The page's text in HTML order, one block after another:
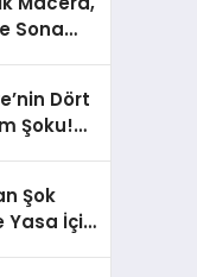
Sona
Dört
Şoku!
Şok
Yasa İçin